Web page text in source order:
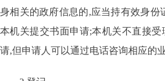
身相关的政府信息的,应当持有效身份
本机关提交书面申请;本机关不直接
请,但申请人可以通过电话咨询相应的业